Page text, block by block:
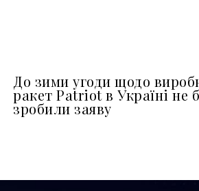
До зими угоди щодо
ракет Patriot в Україні не
зробили заяву